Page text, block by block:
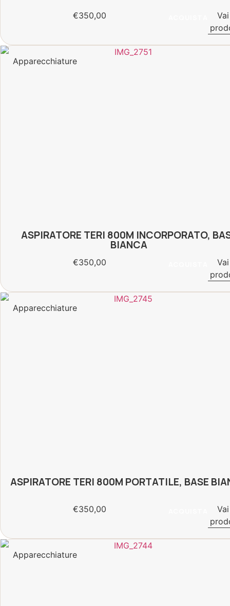
€350,00
ASPIRATORE TERI 800M INCORPORATO,
BIANCA
Apparecchiature
€350,00
ASPIRATORE TERI 800M PORTATILE, BASE
Apparecchiature
€350,00
Apparecchiature